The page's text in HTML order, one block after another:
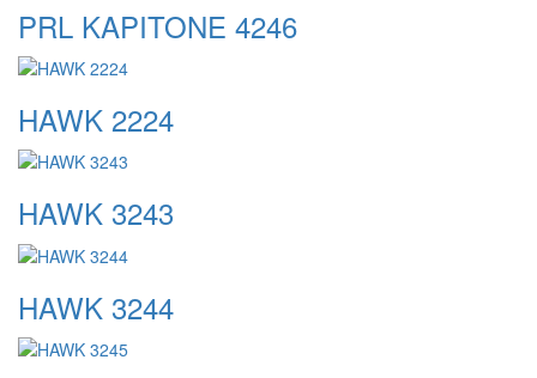
PRL KAPITONE 4246
HAWK 2224
HAWK 3243
HAWK 3244